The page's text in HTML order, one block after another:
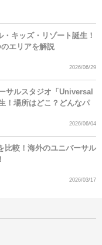
・キッズ・リゾート誕生！
エリアを解説
2026/06/29
サルスタジオ「Universal
場所はどこ？どんなパ
2026/06/04
比較！海外のユニバーサル
2026/03/17